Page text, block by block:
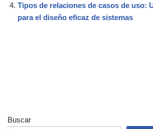
Tipos de relaciones de casos de uso:
para el diseño eficaz de sistemas
Buscar